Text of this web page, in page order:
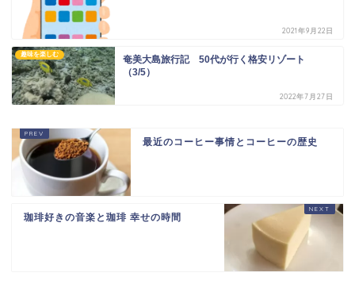
2021年9月22日
趣味を楽しむ
奄美大島旅行記 50代が行く格安リゾート
（3/5）
2022年7月27日
最近のコーヒー事情とコーヒーの歴史
珈琲好きの音楽と珈琲 幸せの時間